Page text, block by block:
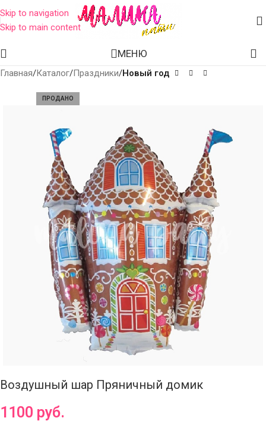
Skip to navigation
Skip to main content
МЕНЮ
Главная Каталог Праздники Новый год
ПРОДАНО
Воздушный шар Пряничный домик
1100 руб.